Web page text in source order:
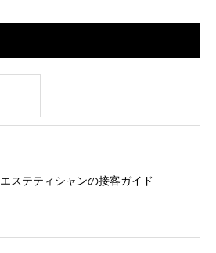
エステティシャンの接客ガイド